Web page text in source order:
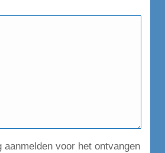
aanmelden voor het ontvangen